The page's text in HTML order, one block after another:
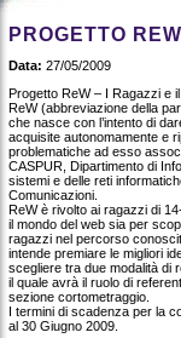
PROGETTO
Data: 27/05/2009
Progetto ReW – I Ragazzi e
ReW (abbreviazione della
che nasce con l’intento di
acquisite autonomamente e
problematiche ad esso
CASPUR, Dipartimento di
sistemi e delle reti
Comunicazioni.
ReW è rivolto ai ragazzi di
il mondo del web sia per
ragazzi nel percorso
intende premiare le migliori
scegliere tra due modalità di
il quale avrà il ruolo di
sezione cortometraggio.
I termini di scadenza per la
al 30 Giugno 2009.